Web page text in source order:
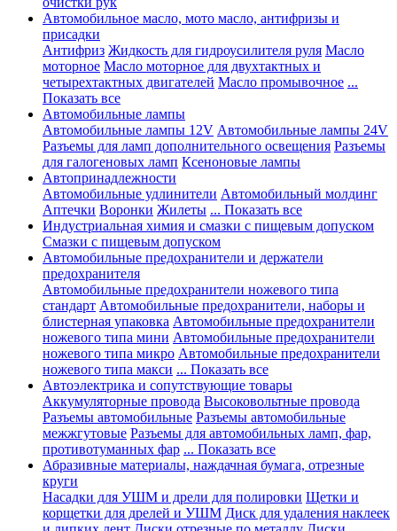
Автомобильное масло, мото масло, антифризы и
присадки
Антифриз Жидкость для гидроусилителя руля Масло
моторное Масло моторное для двухтактных и
четырехтактных двигателей Масло промывочное ...
Показать все
Автомобильные лампы
Автомобильные лампы 12V Автомобильные лампы 24V
Разъемы для ламп дополнительного освещения Разъемы
для галогеновых ламп Ксеноновые лампы
Автопринадлежности
Автомобильные удлинители Автомобильный молдинг
Аптечки Воронки Жилеты ... Показать все
Индустриальная химия и смазки с пищевым допуском
Смазки с пищевым допуском
Автомобильные предохранители и держатели
предохранителя
Автомобильные предохранители ножевого типа
стандарт Автомобильные предохранители, наборы и
блистерная упаковка Автомобильные предохранители
ножевого типа мини Автомобильные предохранители
ножевого типа микро Автомобильные предохранители
ножевого типа макси ... Показать все
Автоэлектрика и сопутствующие товары
Аккумуляторные провода Высоковольтные провода
Разъемы автомобильные Разъемы автомобильные
межжгутовые Разъемы для автомобильных ламп, фар,
противотуманных фар ... Показать все
Абразивные материалы, наждачная бумага, отрезные
круги
Насадки для УШМ и дрели для полировки Щетки и
корщетки для дрелей и УШМ Диск для удаления наклеек